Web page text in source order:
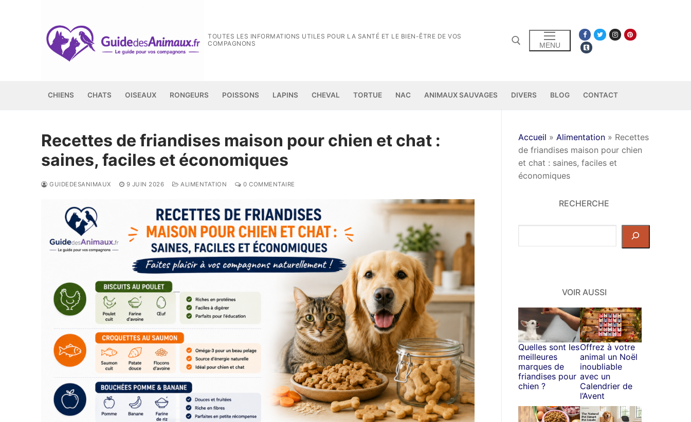
TOUTES LES INFORMATIONS UTILES POUR LA SANTÉ ET LE BIEN-ÊTRE DE VOS
COMPAGNONS
MENU
CHIENS CHATS OISEAUX RONGEURS POISSONS LAPINS CHEVAL TORTUE NAC ANIMAUX SAUVAGES DIVERS BLOG CONTACT
Recettes de friandises maison pour chien et chat :
saines, faciles et économiques
GUIDEDESANIMAUX 9 JUIN 2026 ALIMENTATION 0 COMMENTAIRE
Accueil » Alimentation » Recettes
de friandises maison pour chien
et chat : saines, faciles et
économiques
RECHERCHE
dans
VOIR AUSSI
Quelles sont les
meilleures
marques de
friandises pour
chien ?
Offrez à votre
animal un Noël
inoubliable
avec un
Calendrier de
l’Avent